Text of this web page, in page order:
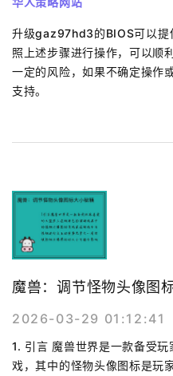
升级gaz97hd3的BIOS可以提
照上述步骤进行操作，可以顺
一定的风险，如果不确定操作
支持。
魔兽：调节怪物头像图
2026-03-29 01:12:41
1. 引言 魔兽世界是一款备受
戏，其中的怪物头像图标是玩